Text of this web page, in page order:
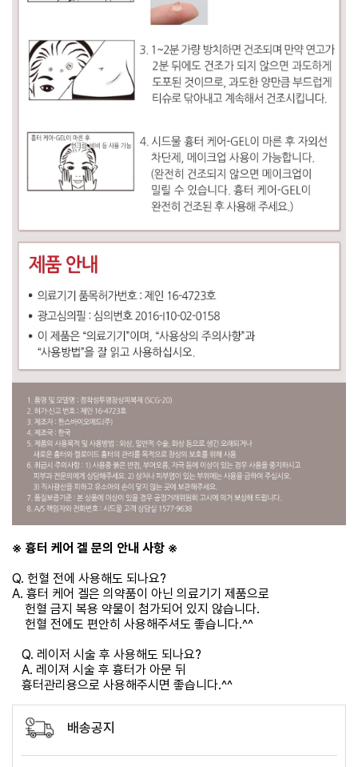
※ 흉터 케어 겔 문의 안내 사항 ※
Q. 헌혈 전에 사용해도 되나요?
A. 흉터 케어 겔은 의약품이 아닌 의료기기 제품으로
헌혈 금지 복용 약물이 첨가되어 있지 않습니다.
헌혈 전에도 편안히 사용해주셔도 좋습니다.^^
Q. 레이저 시술 후 사용해도 되나요?
A. 레이져 시술 후 흉터가 아문 뒤
흉터관리용으로 사용해주시면 좋습니다.^^
배송공지